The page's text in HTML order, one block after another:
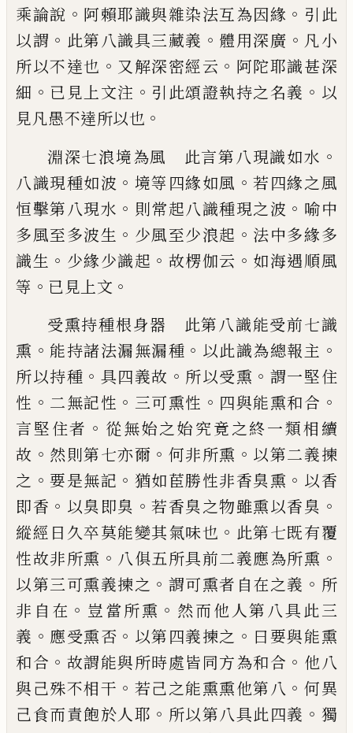
乘論說 。 阿賴耶識與雜染法互為因緣 。 引此
以謂 。 此第八識具三藏義 。 體用深廣 。 凡小
所以不達也 。 又解深密經云 。 阿陀耶識甚深
細 。 已見上文注 。 引此頌證執持之名義 。 以
見凡愚不達所以也 。
淵深七浪境為風 此言第八現識如水 。
八識現種如波 。 境等四緣如風 。若四緣之風
恒擊第八現水 。 則常起八識種現之波 。 喻中
多風至多波生 。 少風至少浪起 。 法中多緣多
識生 。 少緣少識起 。 故楞伽云 。 如海遇順風
等 。 已 見上文 。
受熏持種根身器 此第八識能受前七識
熏 。 能持諸法漏無漏種 。 以此識為總報主 。
所以持種 。 具四義故 。 所以受熏 。 謂一堅住
性 。 二無記性 。 三可熏性 。 四與能熏和合 。
言堅住者 。 從無始之始究竟之終一類相續
故 。 然則第七亦爾 。 何非所熏 。 以第二義揀
之 。要是無記 。 猶如茞勝性非香臭熏 。 以香
即香 。 以臭即臭 。若香臭之物雖熏以香臭 。
縱經日久卒莫能變其氣味也 。 此第七既有覆
性故非所熏 。 八俱五所具前二義應為所熏 。
以第三可熏義揀之 。 謂可熏者自在之義 。 所
非自在 。 豈當所熏 。 然而他人第八具此三
義 。 應受熏否 。 以第四義揀之 。 曰要與能熏
和合 。 故謂能與所時處皆同方為和合 。 他八
與己殊不相干 。 若己之能熏熏他第八 。 何異
己食而責飽於人耶 。 所以第八具此四義 。 獨